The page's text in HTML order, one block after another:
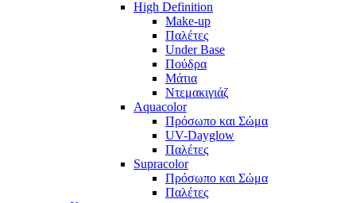
High Definition
Make-up
Παλέτες
Under Base
Πούδρα
Μάτια
Ντεμακιγιάζ
Aquacolor
Πρόσωπο και Σώμα
UV-Dayglow
Παλέτες
Supracolor
Πρόσωπο και Σώμα
Παλέτες